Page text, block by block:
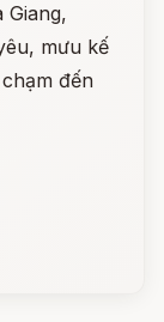
Giang,
mưu kế
đến